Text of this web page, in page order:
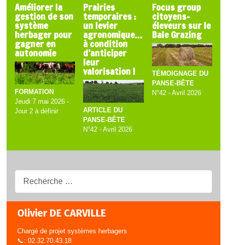
Olivier DE CARVILLE
Chargé de projet systèmes herbagers
📞: 02.32.70.43.18
Améliorer la
gestion de son
système
herbager pour
gagner en
autonomie
FORMATION
Jeudi 7 mai 2026 -
Jour 2 à définir
Prairies
temporaires :
un levier
agronomique…
à condition
d’anticiper
leur
valorisation !
ARTICLE DU
PANSE-BÊTE
N°42 - Avril 2026
Focus group
citoyens-
éleveurs sur le
Bale Grazing
TÉMOIGNAGE DU
PANSE-BÊTE
N°42 - Avril 2026